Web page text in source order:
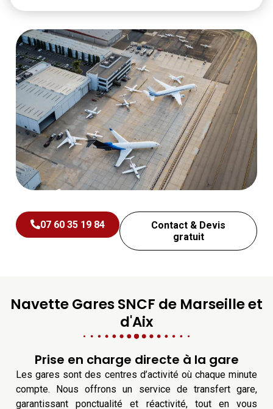
07 60 35 19 84
Contact & Devis
gratuit
Navette Gares SNCF de Marseille et
d'Aix
Prise en charge directe à la gare
Les gares sont des centres d’activité où chaque minute
compte. Nous offrons un service de transfert gare,
garantissant ponctualité et réactivité, tout en vous